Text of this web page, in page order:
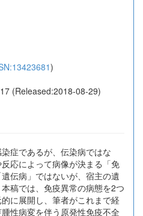
)
(Released:2018-08-29)
症であるが、伝染病ではな
応によって病像が決まる「免
伝病」ではないが、宿主の遺
稿では、免疫異常の病態を2つ
に展開し、筆者がこれまで経
性病変を伴う原発性免疫不全